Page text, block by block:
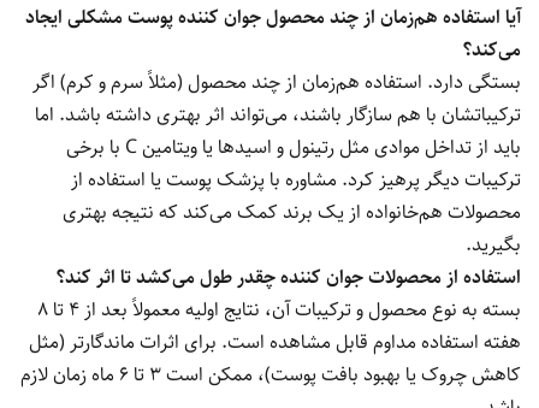
آیا استفاده هم‌زمان از چند محصول جوان کننده پوست مشکلی ایجاد
می‌کند؟
بستگی دارد. استفاده هم‌زمان از چند محصول (مثلاً سرم و کرم) اگر
ترکیباتشان با هم سازگار باشند، می‌تواند اثر بهتری داشته باشد. اما
باید از تداخل موادی مثل رتینول و اسیدها یا ویتامین C با برخی
ترکیبات دیگر پرهیز کرد. مشاوره با پزشک پوست یا استفاده از
محصولات هم‌خانواده از یک برند کمک می‌کند که نتیجه بهتری
بگیرید.
استفاده از محصولات جوان کننده چقدر طول می‌کشد تا اثر کند؟
بسته به نوع محصول و ترکیبات آن، نتایج اولیه معمولاً بعد از ۴ تا ۸
هفته استفاده مداوم قابل مشاهده است. برای اثرات ماندگارتر (مثل
کاهش چروک یا بهبود بافت پوست)، ممکن است ۳ تا ۶ ماه زمان لازم